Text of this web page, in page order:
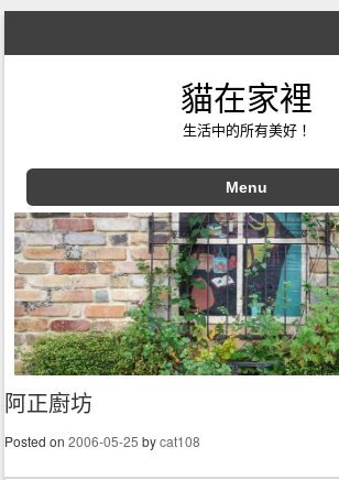
貓在家裡
生活中的所有美好！
Menu
Skip to content
阿正廚坊
Posted on2006-05-25 bycat108